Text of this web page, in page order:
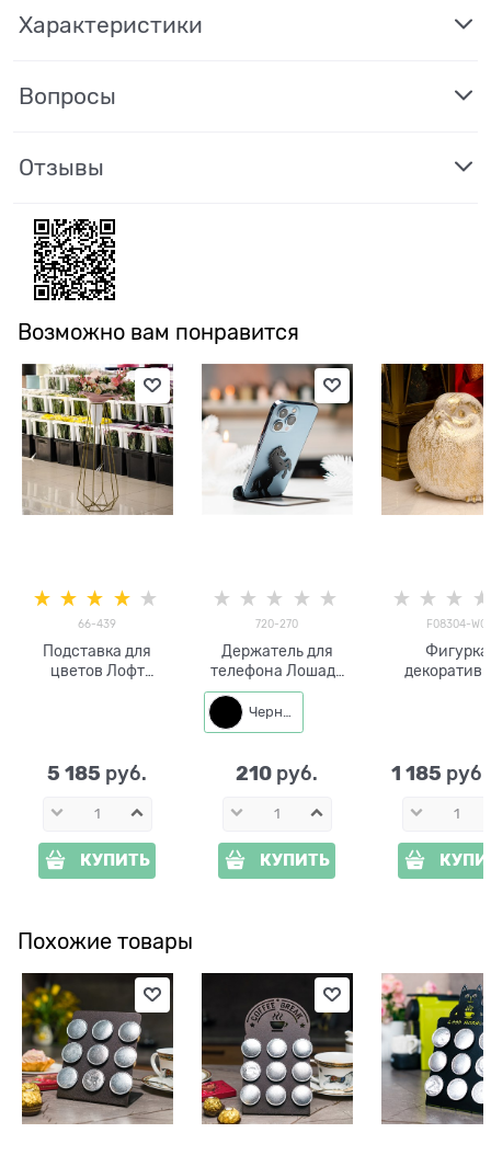
Характеристики
Вопросы
Отзывы
Возможно вам понравится
66-439
Подставка для
цветов Лофт
5 185 руб.
КУПИТЬ
720-270
Держатель для
телефона Лошадь
720-270 металл
Черный
210 руб.
КУПИТЬ
F08304-WG
Фигурка
1 185
Похожие товары